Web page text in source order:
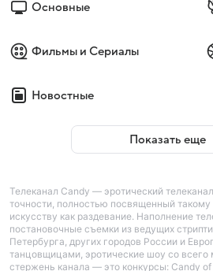
Основные
Фильмы и Сериалы
Новостные
Показать еще
Телеканал Candy — эротический
точности, полностью посвященный
искусству как раздевание. Наполнение
постановочные съемки из ведущих
Петербурга, других городов России и
танцовщицами, эротические шоу со
стержень канала — это конкурсы: Candy